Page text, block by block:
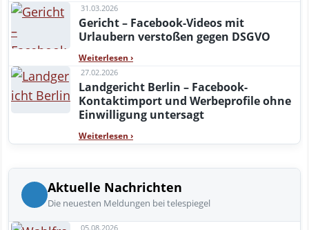
31.03.2026
Gericht – Facebook-Videos mit
Urlaubern verstoßen gegen DSGVO
Weiterlesen ›
27.02.2026
Landgericht Berlin – Facebook-
Kontaktimport und Werbeprofile ohne
Einwilligung untersagt
Weiterlesen ›
Aktuelle Nachrichten
Die neuesten Meldungen bei telespiegel
05.08.2026